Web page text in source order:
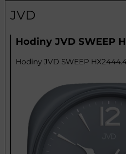
JVD
Hodiny JVD SWEEP
Hodiny JVD SWEEP